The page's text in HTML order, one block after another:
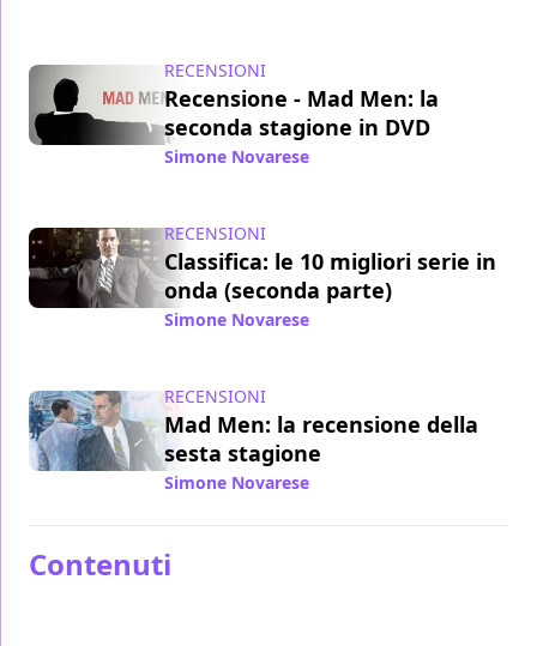
RECENSIONI
Recensione - Mad Men: la
seconda stagione in DVD
Simone Novarese
RECENSIONI
Classifica: le 10 migliori serie in
onda (seconda parte)
Simone Novarese
RECENSIONI
Mad Men: la recensione della
sesta stagione
Simone Novarese
Contenuti